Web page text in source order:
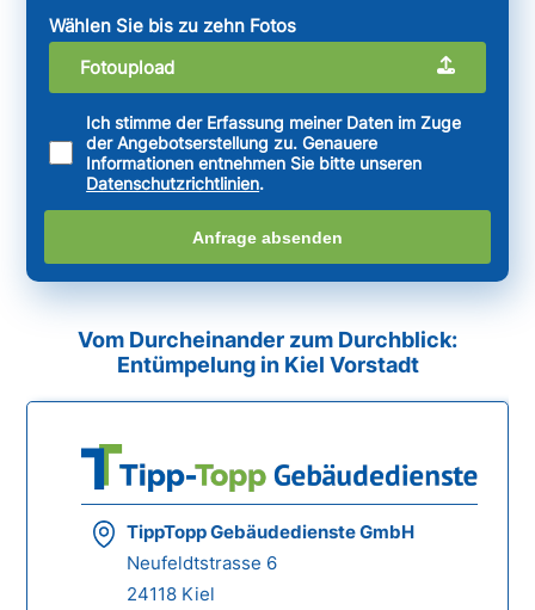
Wählen Sie bis zu zehn Fotos
Fotoupload
Ich stimme der Erfassung meiner Daten im Zuge
der Angebotserstellung zu. Genauere
Informationen entnehmen Sie bitte unseren
Datenschutzrichtlinien.
Anfrage absenden
Vom Durcheinander zum Durchblick:
Entümpelung in Kiel Vorstadt
TippTopp Gebäudedienste GmbH
Neufeldtstrasse 6
24118 Kiel